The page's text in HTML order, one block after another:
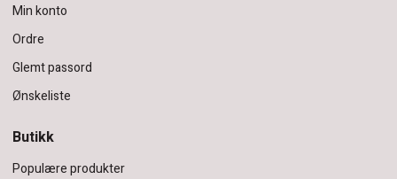
Min konto
Ordre
Glemt passord
Ønskeliste
Butikk
Populære produkter